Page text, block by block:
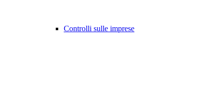
Controlli sulle imprese